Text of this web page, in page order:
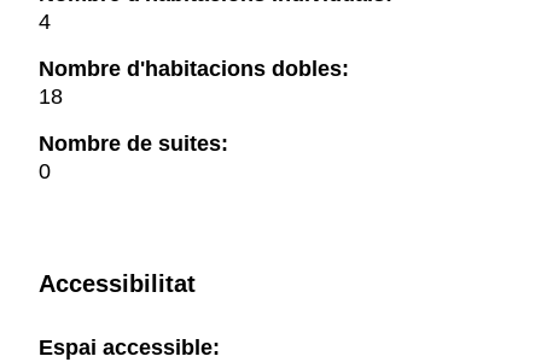
4
Nombre d'habitacions dobles:
18
Nombre de suites:
0
Accessibilitat
Espai accessible: